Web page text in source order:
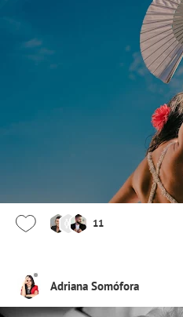
11
Adriana Somófora